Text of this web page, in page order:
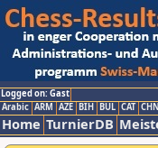
Logged on: Gast
Arabic ARM AZE BIH BUL CAT CHN
Home TurnierDB